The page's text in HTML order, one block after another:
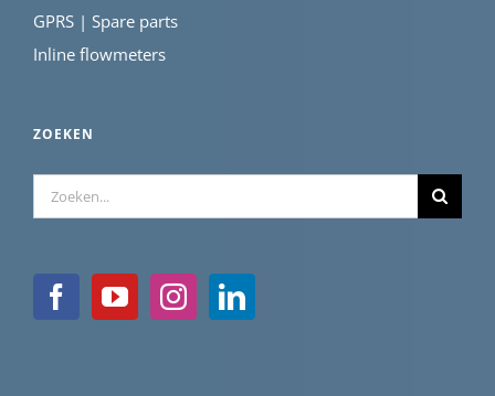
GPRS | Spare parts
Inline flowmeters
ZOEKEN
Zoeken
naar: